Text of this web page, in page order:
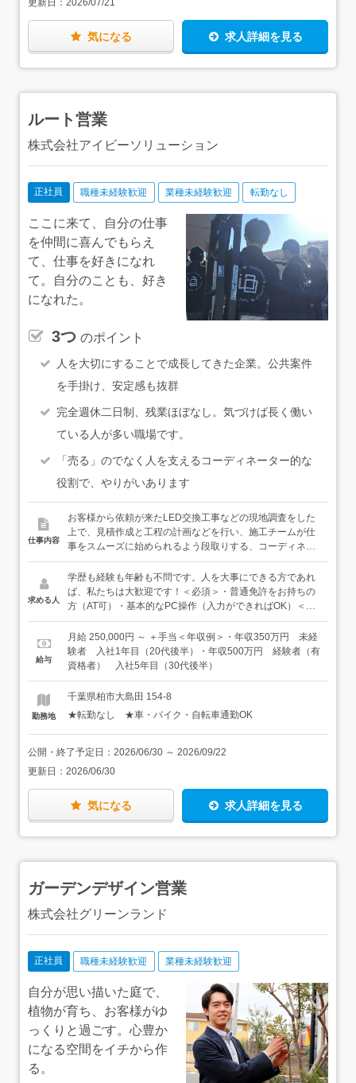
ッショナルな不動産会社になる※バリュー、ビジョンの詳
細は、ぜひHPでもご覧ください（求人下部にリンクあり）
更新日： 2026/07/21
気になる 求人詳細を見る
ルート営業
株式会社アイビーソリューション
正社員 職種未経験歓迎 業種未経験歓迎 転勤なし
ここに来て、自分の仕事
を仲間に喜んでもらえ
て、仕事を好きになれ
て。自分のことも、好き
になれた。
3つ のポイント
人を大切にすることで成長してきた企業。公共案件
を手掛け、安定感も抜群
完全週休二日制、残業ほぼなし。気づけば長く働い
ている人が多い職場です。
「売る」のでなく人を支えるコーディネーター的な
役割で、やりがいあります
仕事内容
お客様から依頼が来たLED交換工事などの現地調査をした
上で、見積作成と工程の計画などを行い、施工チームが仕
事をスムーズに始められるよう段取りする、コーディネー
ターのような役割をお任せします。＜仕事の流れ＞●顧客
から依頼（「小学校の校舎の蛍光灯をLED照明に交換した
いので見積をお願いします」というような依頼が来ます）
↓●営業でチームを組んで現地調査（校舎全体で蛍光灯が何
集します） ↓●調査結果をもとにチームで見積を作成して顧
客へ ↓●顧客から施工の正式依頼↓ ●工事前現地調査（施工
場所の天高を測ったりして、実際に施工する仲間が脚立な
↓●資材などの手配（資材の荷積みなどは施工部と管理部の
連携プレーで。すごく仕事しやすい環境です） ↓●段取り
（施工チームがスムーズに仕事できるように、施工対象の
学校の時間割などを見て「この時間帯なら施工を入れられ
る」というように考えていきます。一見、面倒そうに見え
りやすいように、みんなで連携していく大切な工程です）
↓●あとは施工チームにバトンタッチ（施工現場の管理は職
長が行います）＜入社後は…＞先輩とチームを組んで、一
歩一歩仕事に慣れていっていただけます。何でも聞ける、
た、入社後に施工スタッフの仕事を体験する機会も設けて
ろや面白さを知り、お互いを尊重できるようになっていき
求める人
学歴も経験も年齢も不問です。人を大事にできる方であれ
ば、私たちは大歓迎です！＜必須＞・普通免許をお持ちの
方（AT可）・基本的なPC操作（入力ができればOK）＜歓
迎＞・仲間と一緒に仕事するのが好きな方・「商品を売
る」というより、人の役に立つ仕事をしたいという方★社
内の仲間とも、お客様とも信頼関係があるから、多少口下
手だって活躍できるのが当社のルート営業。人に誠実に接
ゃんと伝わりますし、社員みんなでそれぞれの個性を尊重
思います。
給与
月給 250,000円 ～ ＋手当＜年収例＞・年収350万円 未経
験者 入社1年目（20代後半）・年収500万円 経験者（有
資格者） 入社5年目（30代後半）
勤務地
千葉県柏市大島田 154-8
★転勤なし ★車・バイク・自転車通勤OK
公開・終了予定日： 2026/06/30 ～ 2026/09/22
更新日： 2026/06/30
気になる 求人詳細を見る
ガーデンデザイン営業
株式会社グリーンランド
正社員 職種未経験歓迎 業種未経験歓迎
自分が思い描いた庭で、
植物が育ち、お客様がゆ
っくりと過ごす。心豊か
になる空間をイチから作
る。